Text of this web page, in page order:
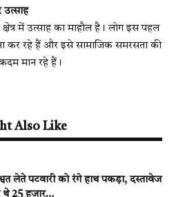
उत्साह
में उत्साह का माहौल है। लोग इस पहल
कर रहे हैं और इसे सामाजिक समरसता की
मान रहे हैं।
Also Like
लेते पटवारी को रंगे हाथ पकड़ा, दस्तावेज
थे 25 हजार…